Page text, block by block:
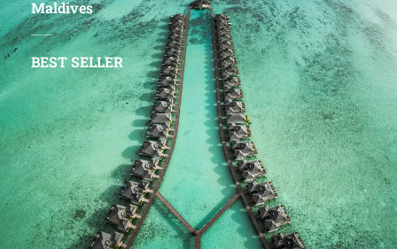
Maldives
BEST SELLER